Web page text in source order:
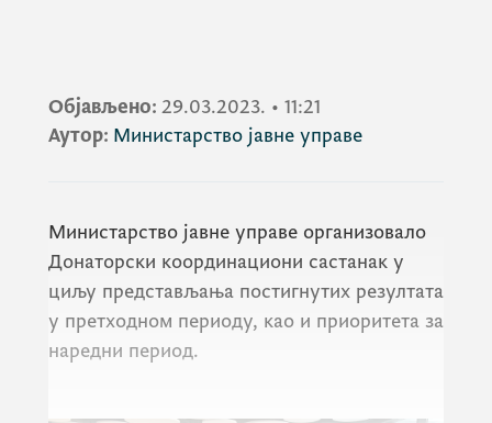
Објављено: 29.03.2023. • 11:21
Аутор: Министарство јавне управе
Министарство јавне управе организовало
Донаторски координациони састанак у
циљу представљања постигнутих резултата
у претходном периоду, као и приоритета за
наредни период.